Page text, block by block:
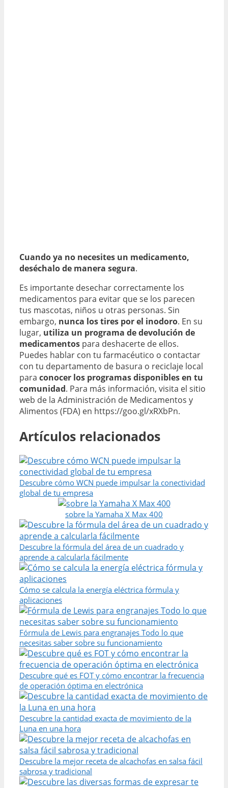
Cuando ya no necesites un medicamento,
deséchalo de manera segura.
Es importante desechar correctamente los
medicamentos para evitar que se los parecen
tus mascotas, niños u otras personas. Sin
embargo, nunca los tires por el inodoro. En su
lugar, utiliza un programa de devolución de
medicamentos para deshacerte de ellos.
Puedes hablar con tu farmacéutico o contactar
con tu departamento de basura o reciclaje local
para conocer los programas disponibles en tu
comunidad. Para más información, visita el sitio
web de la Administración de Medicamentos y
Alimentos (FDA) en https://goo.gl/xRXbPn.
Artículos relacionados
Descubre cómo WCN puede impulsar la conectividad
global de tu empresa
sobre la Yamaha X Max 400
Descubre la fórmula del área de un cuadrado y
aprende a calcularla fácilmente
Cómo se calcula la energía eléctrica fórmula y
aplicaciones
Fórmula de Lewis para engranajes Todo lo que
necesitas saber sobre su funcionamiento
Descubre qué es FOT y cómo encontrar la frecuencia
de operación óptima en electrónica
Descubre la cantidad exacta de movimiento de la
Luna en una hora
Descubre la mejor receta de alcachofas en salsa fácil
sabrosa y tradicional